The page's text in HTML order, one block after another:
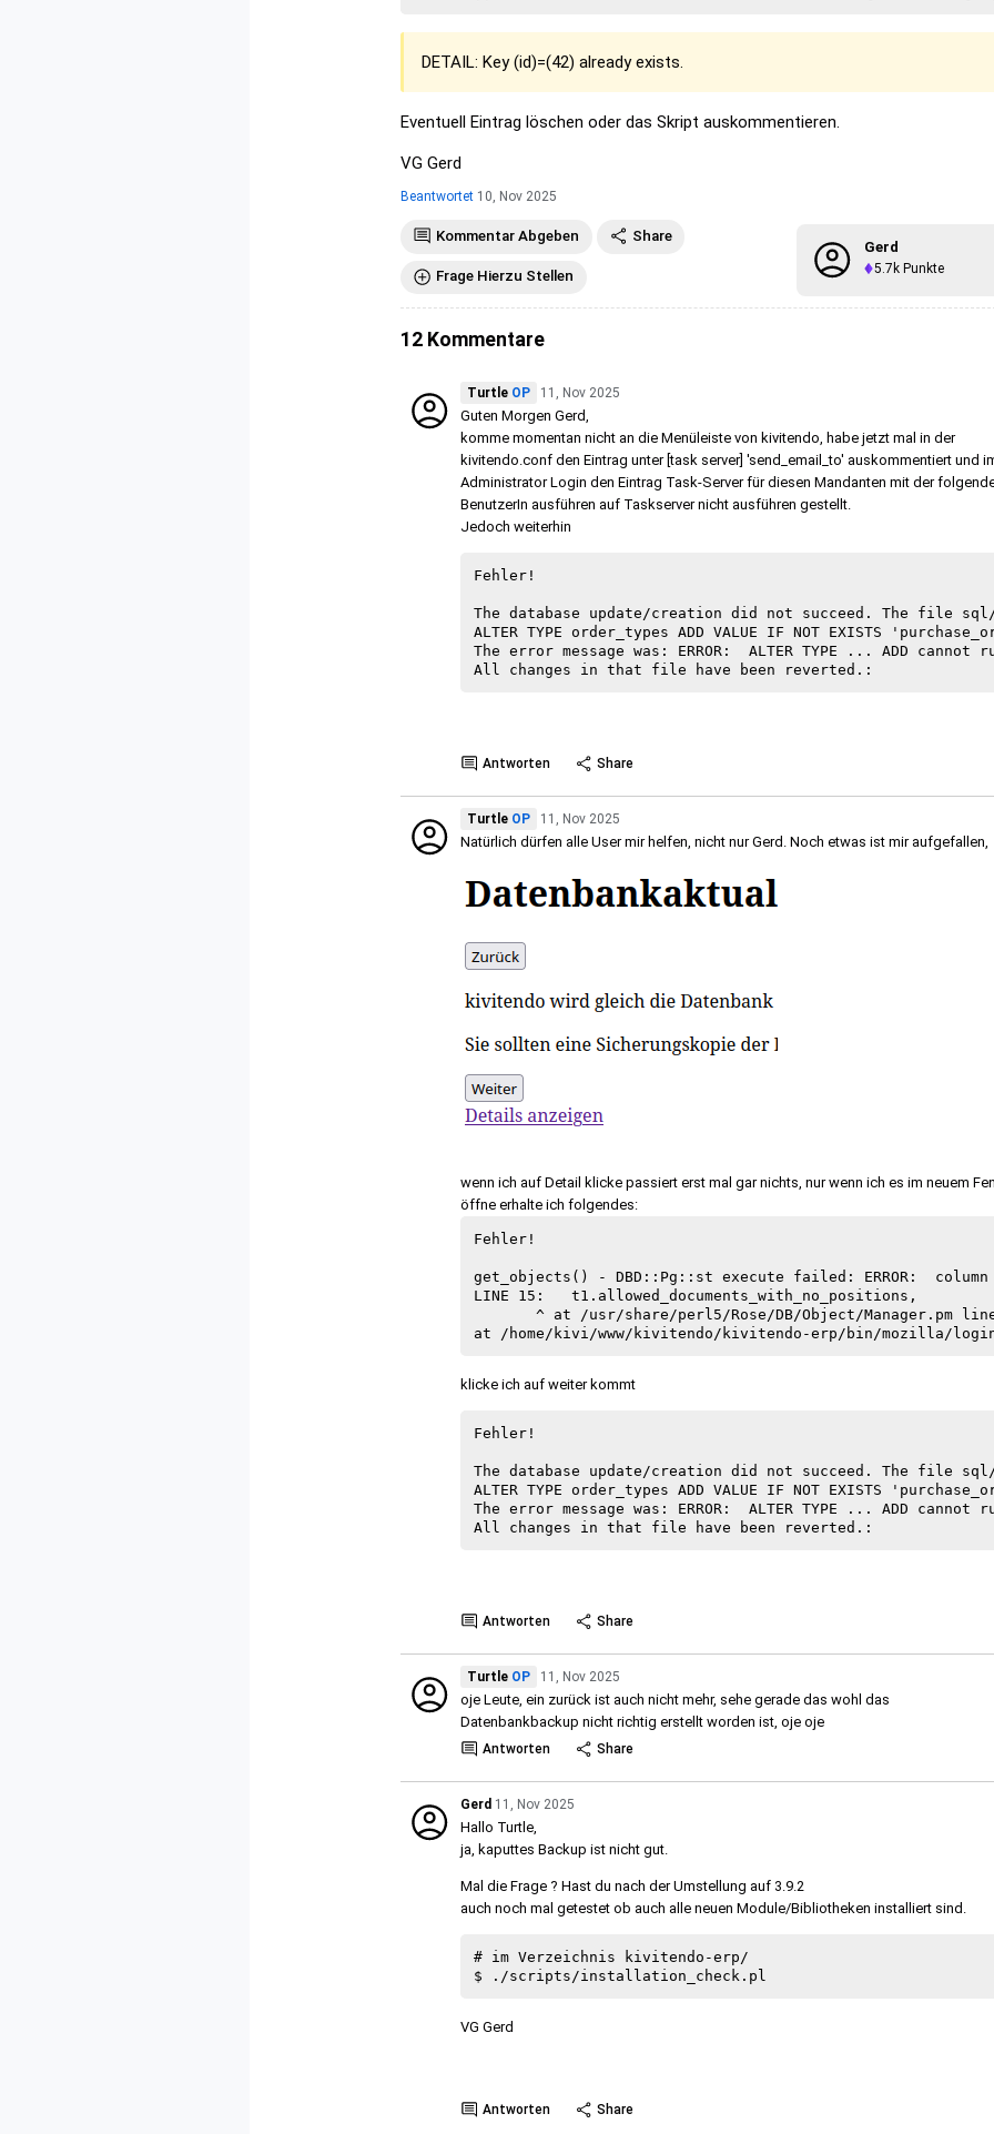
DETAIL: Key (id)=(42) already exists.
Eventuell Eintrag löschen oder das Skript auskommentieren.
VG Gerd
Beantwortet 10, Nov 2025
Gerd
5.7k Punkte
Kommentar Abgeben Share
Frage Hierzu Stellen
12 Kommentare
Turtle OP 11, Nov 2025
Guten Morgen Gerd,
komme momentan nicht an die Menüleiste von kivitendo, habe jetzt mal in der
kivitendo.conf den Eintrag unter [task server] 'send_email_to' auskommentiert und
Administrator Login den Eintrag Task-Server für diesen Mandanten mit der
BenutzerIn ausführen auf Taskserver nicht ausführen gestellt.
Jedoch weiterhin
Fehler!
The database update/creation did not succeed. The file
ALTER TYPE order_types ADD VALUE IF NOT EXISTS
The error message was: ERROR:  ALTER TYPE ... ADD
Antworten Share
Turtle OP 11, Nov 2025
Natürlich dürfen alle User mir helfen, nicht nur Gerd. Noch etwas ist mir aufgefallen,
wenn ich auf Detail klicke passiert erst mal gar nichts, nur wenn ich es im neuem
öffne erhalte ich folgendes:
Fehler!
get_objects() - DBD::Pg::st execute failed: ERROR:
LINE 15:   t1.allowed_documents_with_no_positions,
^ at /usr/share/perl5/Rose/DB/Object/Manager.pm
klicke ich auf weiter kommt
Fehler!
The database update/creation did not succeed. The file
ALTER TYPE order_types ADD VALUE IF NOT EXISTS
The error message was: ERROR:  ALTER TYPE ... ADD
Antworten Share
Turtle OP 11, Nov 2025
oje Leute, ein zurück ist auch nicht mehr, sehe gerade das wohl das
Datenbankbackup nicht richtig erstellt worden ist, oje oje
Antworten Share
Gerd 11, Nov 2025
Hallo Turtle,
ja, kaputtes Backup ist nicht gut.
Mal die Frage ? Hast du nach der Umstellung auf 3.9.2
auch noch mal getestet ob auch alle neuen Module/Bibliotheken installiert sind.
# im Verzeichnis kivitendo-erp/
VG Gerd
Antworten Share